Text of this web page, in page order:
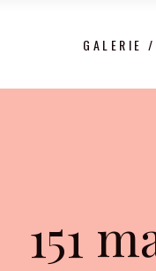
GALERIE
151